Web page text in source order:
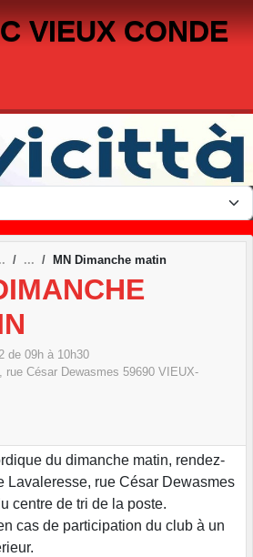
VIEUX CONDE
MN Dimanche matin
de 09h à 10h30
rue César Dewasmes 59690 VIEUX-
du dimanche matin, rendez-
Lavaleresse, rue César Dewasmes
centre de tri de la poste.
cas de participation du club à un